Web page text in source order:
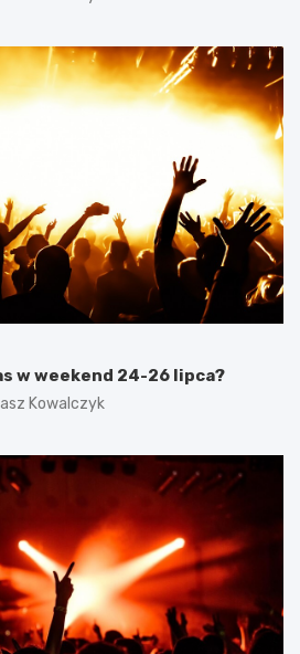
w weekend 24-26 lipca?
Kowalczyk